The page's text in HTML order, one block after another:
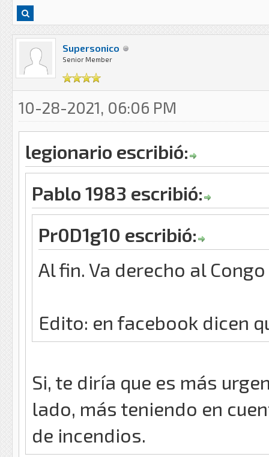
Supersonico
Senior Member
10-28-2021, 06:06 PM
legionario escribió:
Pablo 1983 escribió:
Pr0D1g10 escribió:
Al fin. Va derecho al
Edito: en facebook dicen
Si, te diría que es más
lado, más teniendo en
de incendios.